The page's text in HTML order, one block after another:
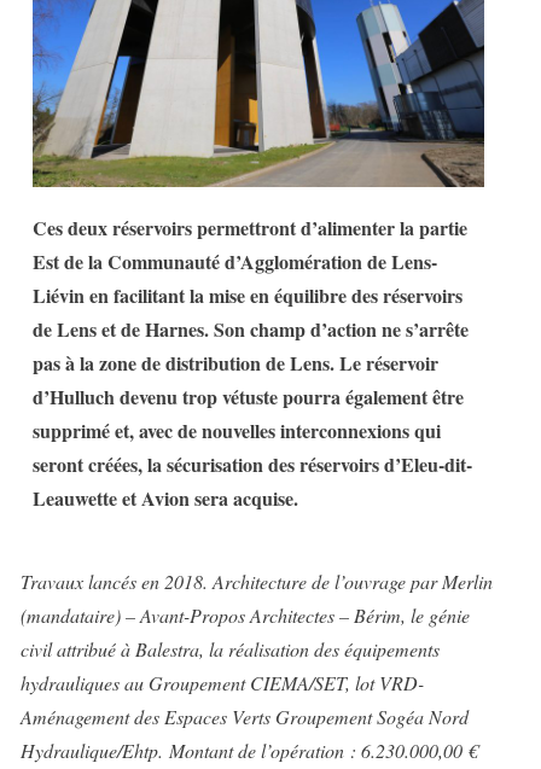
Ces deux réservoirs permettront d’alimenter la partie
Est de la Communauté d’Agglomération de Lens-
Liévin en facilitant la mise en équilibre des réservoirs
de Lens et de Harnes. Son champ d’action ne s’arrête
pas à la zone de distribution de Lens. Le réservoir
d’Hulluch devenu trop vétuste pourra également être
supprimé et, avec de nouvelles interconnexions qui
seront créées, la sécurisation des réservoirs d’Eleu-dit-
Leauwette et Avion sera acquise.
Travaux lancés en 2018. Architecture de l’ouvrage par Merlin
(mandataire) – Avant-Propos Architectes – Bérim, le génie
civil attribué à Balestra, la réalisation des équipements
hydrauliques au Groupement CIEMA/SET, lot VRD-
Aménagement des Espaces Verts Groupement Sogéa Nord
Hydraulique/Ehtp. Montant de l’opération : 6.230.000,00 €